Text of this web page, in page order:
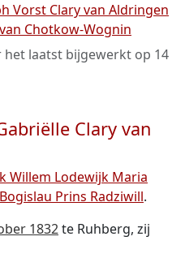
Vorst Clary van Aldringen
Chotkow-Wognin
het laatst bijgewerkt op 14
Clary van
Willem Lodewijk Maria
Prins Radziwill.
1832te Ruhberg, zij